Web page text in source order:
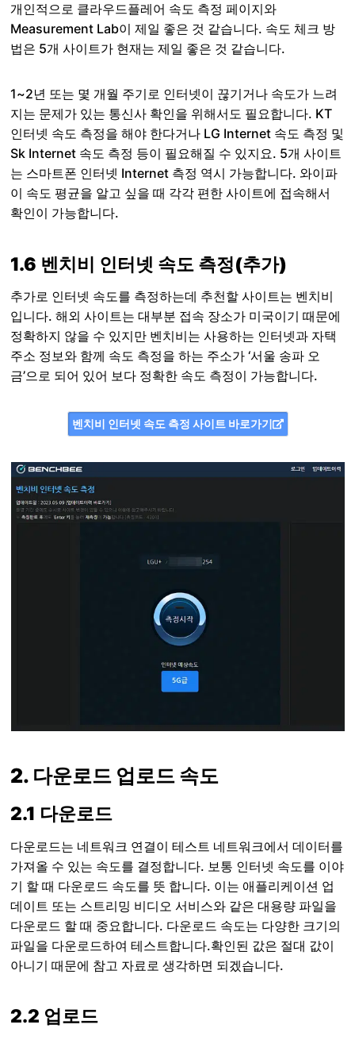
개인적으로 클라우드플레어 속도 측정 페이지와
Measurement Lab이 제일 좋은 것 같습니다. 속도 체크 방
법은 5개 사이트가 현재는 제일 좋은 것 같습니다.
1~2년 또는 몇 개월 주기로 인터넷이 끊기거나 속도가 느려
지는 문제가 있는 통신사 확인을 위해서도 필요합니다. KT
인터넷 속도 측정을 해야 한다거나 LG Internet 속도 측정 및
Sk Internet 속도 측정 등이 필요해질 수 있지요. 5개 사이트
는 스마트폰 인터넷 Internet 측정 역시 가능합니다. 와이파
이 속도 평균을 알고 싶을 때 각각 편한 사이트에 접속해서
확인이 가능합니다.
1.6 벤치비 인터넷 속도 측정(추가)
추가로 인터넷 속도를 측정하는데 추천할 사이트는 벤치비
입니다. 해외 사이트는 대부분 접속 장소가 미국이기 때문에
정확하지 않을 수 있지만 벤치비는 사용하는 인터넷과 자택
주소 정보와 함께 속도 측정을 하는 주소가 ‘서울 송파 오
금’으로 되어 있어 보다 정확한 속도 측정이 가능합니다.
벤치비 인터넷 속도 측정 사이트 바로가기
2. 다운로드 업로드 속도
2.1 다운로드
다운로드는 네트워크 연결이 테스트 네트워크에서 데이터를
가져올 수 있는 속도를 결정합니다. 보통 인터넷 속도를 이야
기 할 때 다운로드 속도를 뜻 합니다. 이는 애플리케이션 업
데이트 또는 스트리밍 비디오 서비스와 같은 대용량 파일을
다운로드 할 때 중요합니다. 다운로드 속도는 다양한 크기의
파일을 다운로드하여 테스트합니다.확인된 값은 절대 값이
아니기 때문에 참고 자료로 생각하면 되겠습니다.
2.2 업로드